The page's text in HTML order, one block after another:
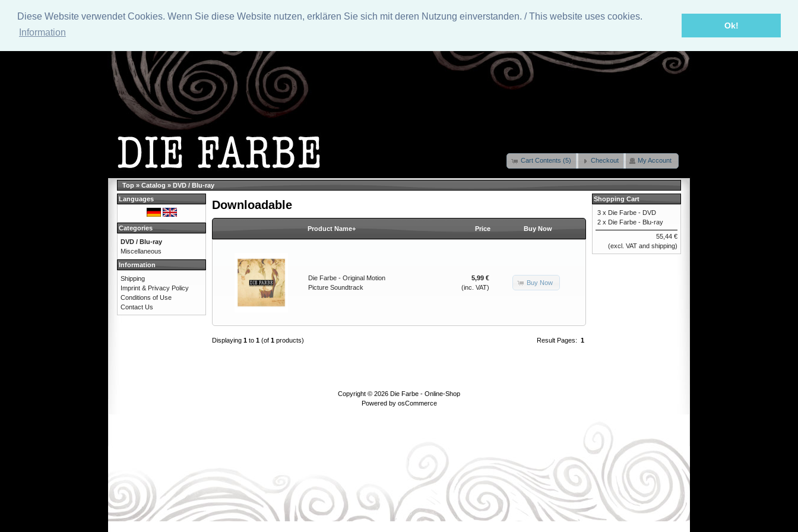
Diese Website verwendet Cookies. Wenn Sie diese Website nutzen, erklären Sie sich mit deren Nutzung einverstanden. / This website uses cookies.
Information
Ok!
Cart Contents (5) Checkout My Account
Top » Catalog » DVD / Blu-ray
Downloadable
Product Name+ Price Buy Now
Die Farbe - Original Motion
Picture Soundtrack
5,99 €
(inc. VAT)
Buy Now
Result Pages: 1
Displaying 1 to 1 (of 1 products)
Languages
Categories
DVD / Blu-ray
Miscellaneous
Information
Shipping
Imprint & Privacy Policy
Conditions of Use
Contact Us
Shopping Cart
3 x Die Farbe - DVD
2 x Die Farbe - Blu-ray
55,44 €
(excl. VAT and shipping)
Copyright © 2026 Die Farbe - Online-Shop
Powered by osCommerce